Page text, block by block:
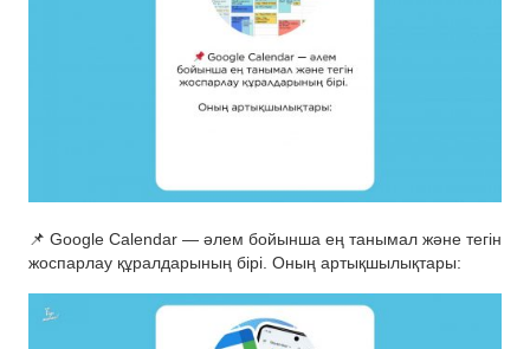
📌 Google Calendar — әлем бойынша ең танымал және тегін
жоспарлау құралдарының бірі. Оның артықшылықтары: